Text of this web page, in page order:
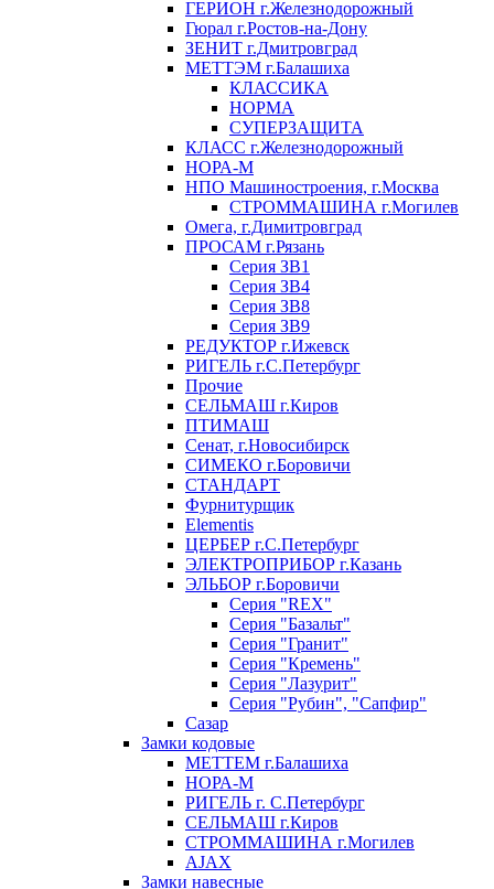
ГЕРИОН г.Железнодорожный
Гюрал г.Ростов-на-Дону
ЗЕНИТ г.Дмитровград
МЕТТЭМ г.Балашиха
КЛАССИКА
НОРМА
СУПЕРЗАЩИТА
КЛАСС г.Железнодорожный
НОРА-М
НПО Машиностроения, г.Москва
СТРОММАШИНА г.Могилев
Омега, г.Димитровград
ПРОСАМ г.Рязань
Серия ЗВ1
Серия ЗВ4
Серия ЗВ8
Серия ЗВ9
РЕДУКТОР г.Ижевск
РИГЕЛЬ г.С.Петербург
Прочие
СЕЛЬМАШ г.Киров
ПТИМАШ
Сенат, г.Новосибирск
СИМЕКО г.Боровичи
СТАНДАРТ
Фурнитурщик
Elementis
ЦЕРБЕР г.С.Петербург
ЭЛЕКТРОПРИБОР г.Казань
ЭЛЬБОР г.Боровичи
Серия "REX"
Серия "Базальт"
Серия "Гранит"
Серия "Кремень"
Серия "Лазурит"
Серия "Рубин", "Сапфир"
Сазар
Замки кодовые
МЕТТЕМ г.Балашиха
НОРА-М
РИГЕЛЬ г. С.Петербург
СЕЛЬМАШ г.Киров
СТРОММАШИНА г.Могилев
AJAX
Замки навесные